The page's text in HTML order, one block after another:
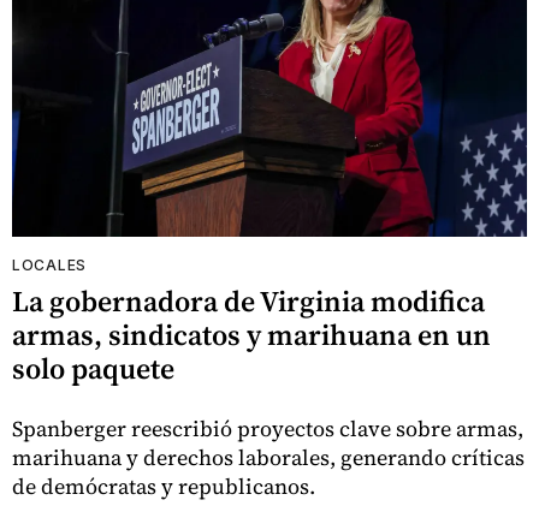
LOCALES
La gobernadora de Virginia modifica
armas, sindicatos y marihuana en un
solo paquete
Spanberger reescribió proyectos clave sobre armas,
marihuana y derechos laborales, generando críticas
de demócratas y republicanos.